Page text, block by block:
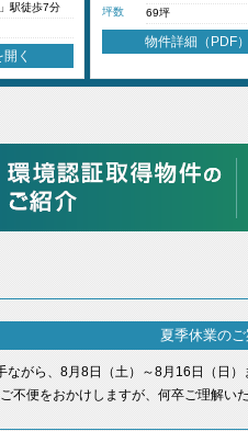
駅徒歩7分
く
坪数
69坪
物件詳細（PDF
夏季休業の
ながら、8月8日（土）～8月16日（日）
ご不便をおかけしますが、何卒ご理解い